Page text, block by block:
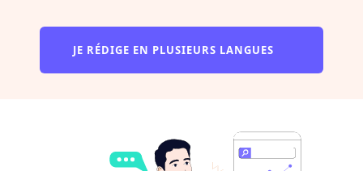
JE RÉDIGE EN PLUSIEURS LANGUES